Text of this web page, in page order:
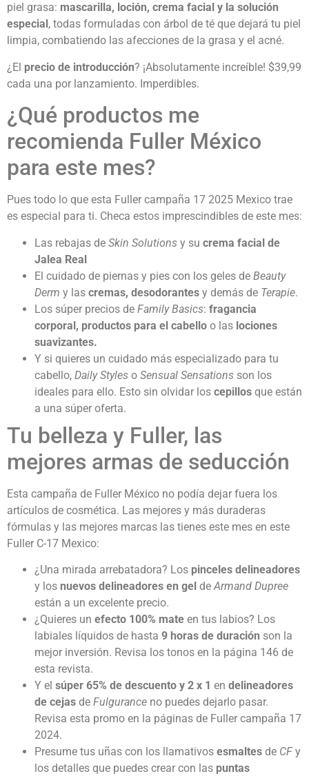
piel grasa: mascarilla, loción, crema facial y la solución
especial , todas formuladas con árbol de té que dejará tu piel
limpia, combatiendo las afecciones de la grasa y el acné.
¿El precio de introducción? ¡Absolutamente increíble! $39,99
cada una por lanzamiento. Imperdibles.
¿Qué productos me
recomienda Fuller México
para este mes?
Pues todo lo que esta Fuller campaña 17 2025 Mexico trae
es especial para ti. Checa estos imprescindibles de este mes:
Las rebajas de Skin Solutions y su crema facial de
Jalea Real
El cuidado de piernas y pies con los geles de Beauty
Derm y las cremas, desodorantes y demás de Terapie.
Los súper precios de Family Basics: fragancia
corporal, productos para el cabello o las lociones
suavizantes.
Y si quieres un cuidado más especializado para tu
cabello, Daily Styles o Sensual Sensations son los
ideales para ello. Esto sin olvidar los cepillos que están
a una súper oferta.
Tu belleza y Fuller, las
mejores armas de seducción
Esta campaña de Fuller México no podía dejar fuera los
artículos de cosmética. Las mejores y más duraderas
fórmulas y las mejores marcas las tienes este mes en este
Fuller C-17 Mexico:
¿Una mirada arrebatadora? Los pinceles delineadores
y los nuevos delineadores en gel deArmand Dupree
están a un excelente precio.
¿Quieres un efecto 100% mate en tus labios? Los
labiales líquidos de hasta 9 horas de duración son la
mejor inversión. Revisa los tonos en la página 146 de
esta revista.
Y el súper 65% de descuento y 2 x 1 en delineadores
de cejas de Fulgurance no puedes dejarlo pasar.
Revisa esta promo en la páginas de Fuller campaña 17
2024.
Presume tus uñas con los llamativos esmaltes de CFy
los detalles que puedes crear con las puntas